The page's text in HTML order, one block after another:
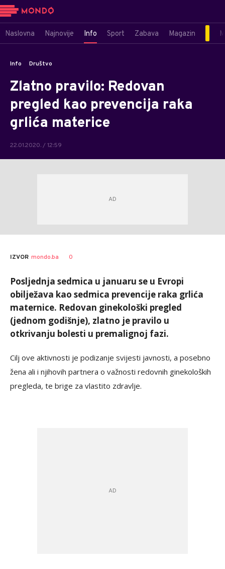
Naslovna Najnovije Info Sport Zabava Magazin
Info Društvo
Zlatno pravilo: Redovan
pregled kao prevencija raka
grlića materice
22.01.2020. / 12:59
IZVOR mondo.ba 0
Posljednja sedmica u januaru se u Evropi
obilježava kao sedmica prevencije raka grlića
maternice. Redovan ginekološki pregled
(jednom godišnje), zlatno je pravilo u
otkrivanju bolesti u premalignoj fazi.
Cilj ove aktivnosti je podizanje svijesti javnosti, a posebno
žena ali i njihovih partnera o važnosti redovnih ginekoloških
pregleda, te brige za vlastito zdravlje.